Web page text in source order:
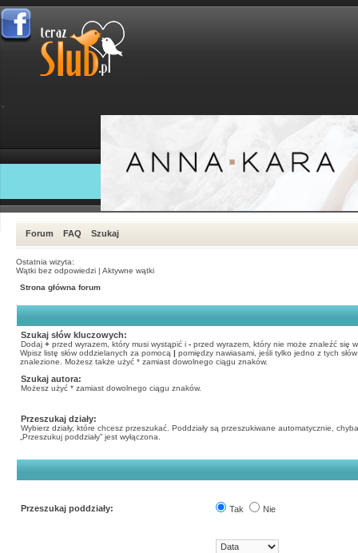
Forum FAQ Szukaj
Ostatnia wizyta:
Wątki bez odpowiedzi | Aktywne wątki
Strona główna forum
Szukaj słów kluczowych:
Dodaj + przed wyrazem, który musi wystąpić i - przed wyrazem, który nie może znaleźć się
Wpisz listę słów oddzielanych za pomocą | pomiędzy nawiasami, jeśli tylko jedno z tych
znalezione. Możesz także użyć * zamiast dowolnego ciągu znaków.
Szukaj autora:
Możesz użyć * zamiast dowolnego ciągu znaków.
Przeszukaj działy:
Wybierz działy, które chcesz przeszukać. Poddziały są przeszukiwane automatycznie,
„Przeszukuj poddziały” jest wyłączona.
Przeszukaj poddziały: Tak Nie